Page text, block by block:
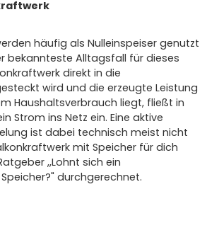
häufig als Nulleinspeiser genutzt
bekannteste Alltagsfall für dieses
direkt in die
wird und die erzeugte Leistung
Haushaltsverbrauch liegt, fließt in
Strom ins Netz ein. Eine aktive
ist dabei technisch meist nicht
mit Speicher für dich
,,Lohnt sich ein
durchgerechnet.